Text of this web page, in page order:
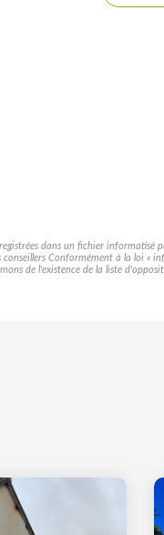
dans un fichier informatisé
conseillers Conformément à la loi
de l'existence de la liste